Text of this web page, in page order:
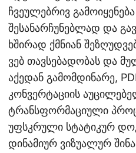
ჩვეულებრივ
შესანარჩუნებლად და
ხშირად ქმნიან
ვებ თავსებადობას და
აქედან გამომდინარე,
კონვერტაციის
ტრანსფორმაციული
უფსკრული სტატიკურ
დინამიურ ვიზუალურ